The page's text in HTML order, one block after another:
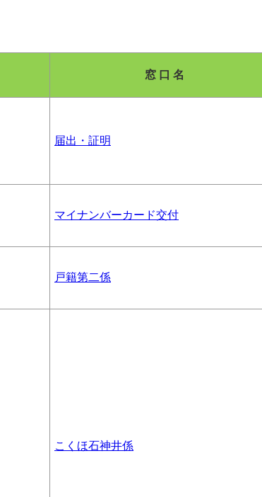
窓 口 名
届出・証明
マイナンバーカード交付
戸籍第二係
こくほ石神井係